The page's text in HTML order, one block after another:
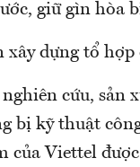
giữ gìn hòa
dựng tổ hợp
cứu, sản
bị kỹ thuật
của Viettel